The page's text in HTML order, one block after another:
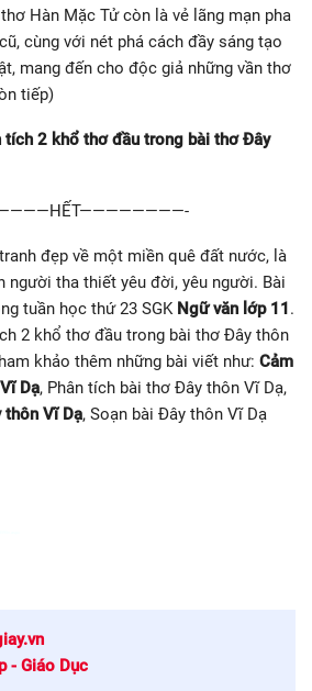
Hàn Mặc Tử còn là vẻ lãng mạn pha
cùng với nét phá cách đầy sáng tạo
mang đến cho độc giả những vần thơ
tiếp)
tích 2 khổ thơ đầu trong bài thơ Đây
đẹp về một miền quê đất nước, là
người tha thiết yêu đời, yêu người. Bài
tuần học thứ 23 SGK Ngữ văn lớp 11 .
2 khổ thơ đầu trong bài thơ Đây thôn
khảo thêm những bài viết như: Cảm
Dạ, Phân tích bài thơ Đây thôn Vĩ Dạ,
thôn Vĩ Dạ, Soạn bài Đây thôn Vĩ Dạ
- Giáo Dục